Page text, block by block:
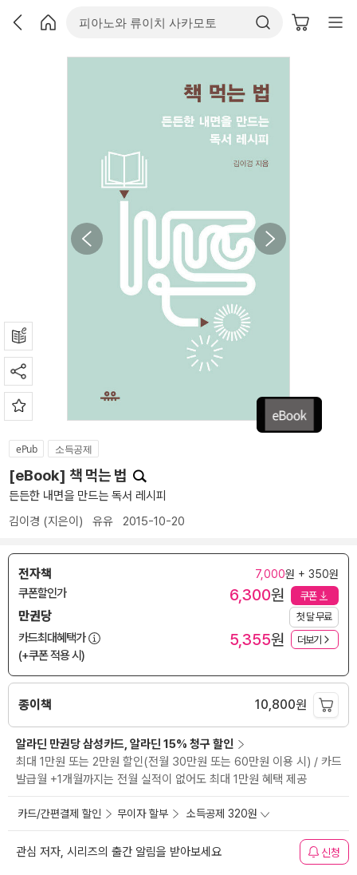
ePub 소득공제
[eBook] 책 먹는 법
든든한 내면을 만드는 독서 레시피
김이경 (지은이) 유유 2015-10-20
전자책 7,000원 + 350원
쿠폰할인가 6,300원 쿠폰
만권당 첫 달 무료
카드최대혜택가
(+쿠폰 적용 시)
5,355원 더보기
종이책 10,800원
알라딘 만권당 삼성카드, 알라딘 15% 청구 할인
최대 1만원 또는 2만원 할인(전월 30만원 또는 60만원 이용 시) / 카드
발급월 +1개월까지는 전월 실적이 없어도 최대 1만원 혜택 제공
카드/간편결제 할인 무이자 할부 소득공제 320원
관심 저자, 시리즈의 출간 알림을 받아보세요 신청